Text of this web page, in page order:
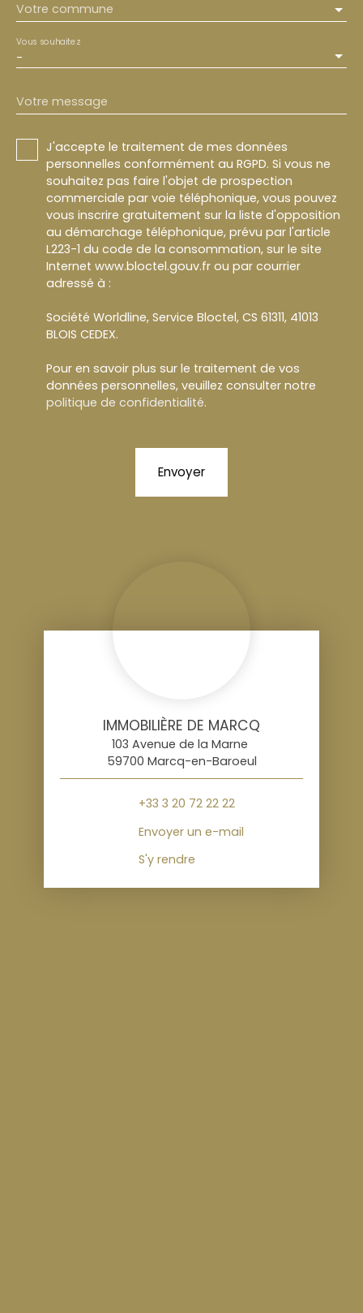
Votre commune
-
Vous souhaitez
Votre message
J'accepte le traitement de mes données
personnelles conformément au RGPD. Si vous ne
souhaitez pas faire l'objet de prospection
commerciale par voie téléphonique, vous pouvez
vous inscrire gratuitement sur la liste d'opposition
au démarchage téléphonique, prévu par l'article
L223-1 du code de la consommation, sur le site
Internet www.bloctel.gouv.fr ou par courrier
adressé à :
Société Worldline, Service Bloctel, CS 61311, 41013
BLOIS CEDEX.
Pour en savoir plus sur le traitement de vos
données personnelles, veuillez consulter notre
politique de confidentialité.
Envoyer
IMMOBILIÈRE DE MARCQ
103 Avenue de la Marne
59700 Marcq-en-Baroeul
+33 3 20 72 22 22
Envoyer un e-mail
S'y rendre